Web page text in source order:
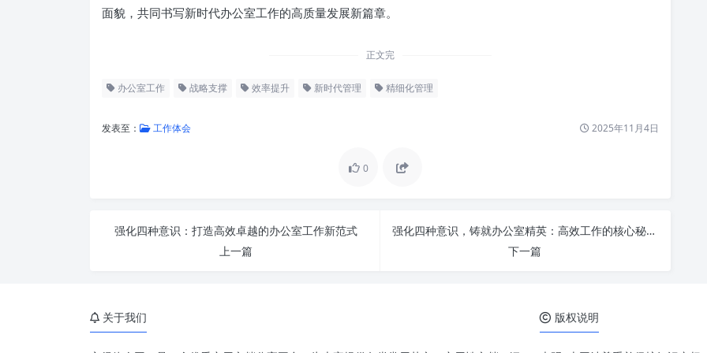
面貌，共同书写新时代办公室工作的高质量发展新篇章。
正文完
办公室工作 战略支撑 效率提升 新时代管理 精细化管理
发表至： 工作体会 2025年11月4日
0
强化四种意识：打造高效卓越的办公室工作新范式
上一篇
强化四种意识，铸就办公室精英：高效工作的核心秘诀
下一篇
关于我们 版权说明